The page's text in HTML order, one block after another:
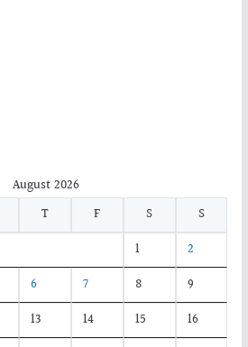
August 2026
T F S
S
1
2
6 7 8
9
13 14 15
16